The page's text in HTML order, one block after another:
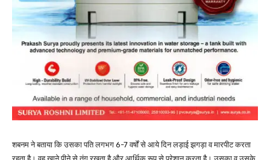
शबनम ने बताया कि उसका पति लगभग 6-7 वर्षों से आये दिन लड़ाई झगड़ा व मारपीट करता